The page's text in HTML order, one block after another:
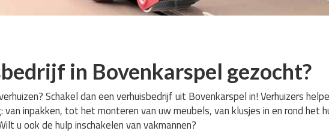
in Bovenkarspel gezocht?
Schakel dan een verhuisbedrijf uit Bovenkarspel in! Verhuizers
van inpakken, tot het monteren van uw meubels, van klusjes in en rond het
u ook de hulp inschakelen van vakmannen?